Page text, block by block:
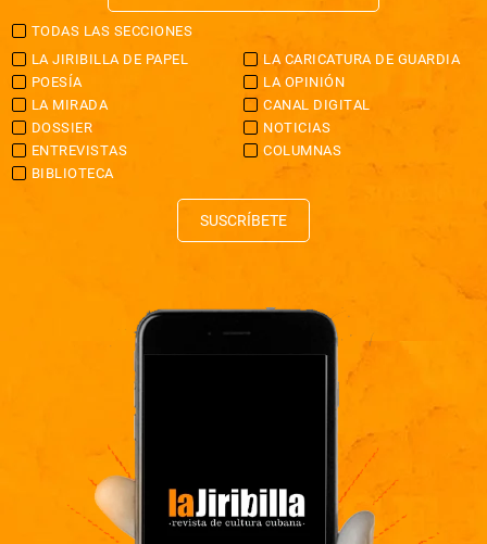
TODAS LAS SECCIONES
LA JIRIBILLA DE PAPEL
LA CARICATURA DE GUARDIA
POESÍA
LA OPINIÓN
LA MIRADA
CANAL DIGITAL
DOSSIER
NOTICIAS
ENTREVISTAS
COLUMNAS
BIBLIOTECA
SUSCRÍBETE